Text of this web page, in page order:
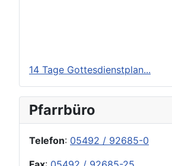
14 Tage Gottesdienstplan...
Pfarrbüro
Telefon: 05492 / 92685-0